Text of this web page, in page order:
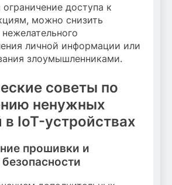
доступа к
можно снизить
личной информации или
злоумышленниками.
советы по
ненужных
IoT-устройствах
прошивки и